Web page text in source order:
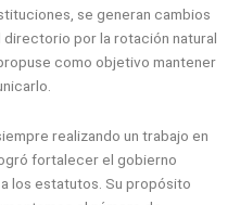
se generan cambios
por la rotación natural
como objetivo mantener
realizando un trabajo en
fortalecer el gobierno
los estatutos. Su propósito